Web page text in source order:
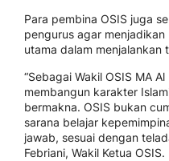
Para pembina OSIS juga
pengurus agar menjadikan
utama dalam menjalankan
“Sebagai Wakil OSIS MA
membangun karakter
bermakna. OSIS bukan
sarana belajar
jawab, sesuai dengan
Febriani, Wakil Ketua OSIS.